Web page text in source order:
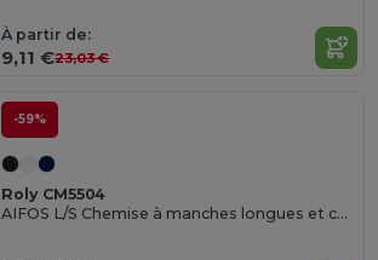
À partir de:
9,11 €23,03 €
-59%
Roly CM5504
AIFOS L/S Chemise à manches longues et col classique avec un bouton amidonné